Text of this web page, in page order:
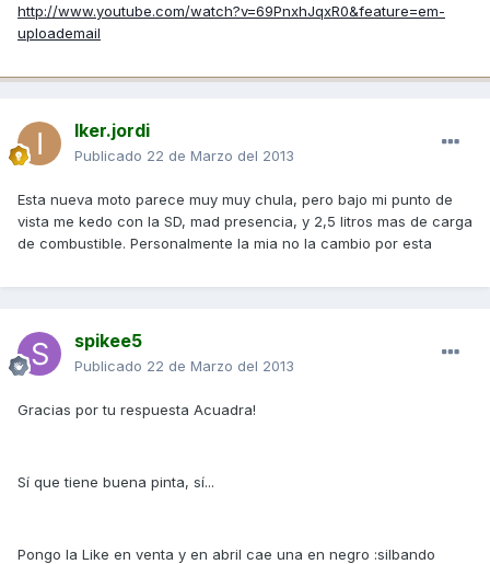
http://www.youtube.com/watch?v=69PnxhJqxR0&feature=em-
uploademail
Iker.jordi
Publicado 22 de Marzo del 2013
Esta nueva moto parece muy muy chula, pero bajo mi punto de
vista me kedo con la SD, mad presencia, y 2,5 litros mas de carga
de combustible. Personalmente la mia no la cambio por esta
spikee5
Publicado 22 de Marzo del 2013
Gracias por tu respuesta Acuadra!
Sí que tiene buena pinta, sí...
Pongo la Like en venta y en abril cae una en negro :silbando